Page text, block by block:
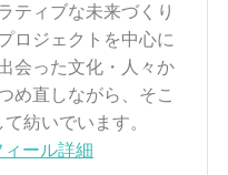
ティブな未来づくり
ロジェクトを中心に
会った文化・人々か
め直しながら、そこ
紡いでいます。
ール詳細